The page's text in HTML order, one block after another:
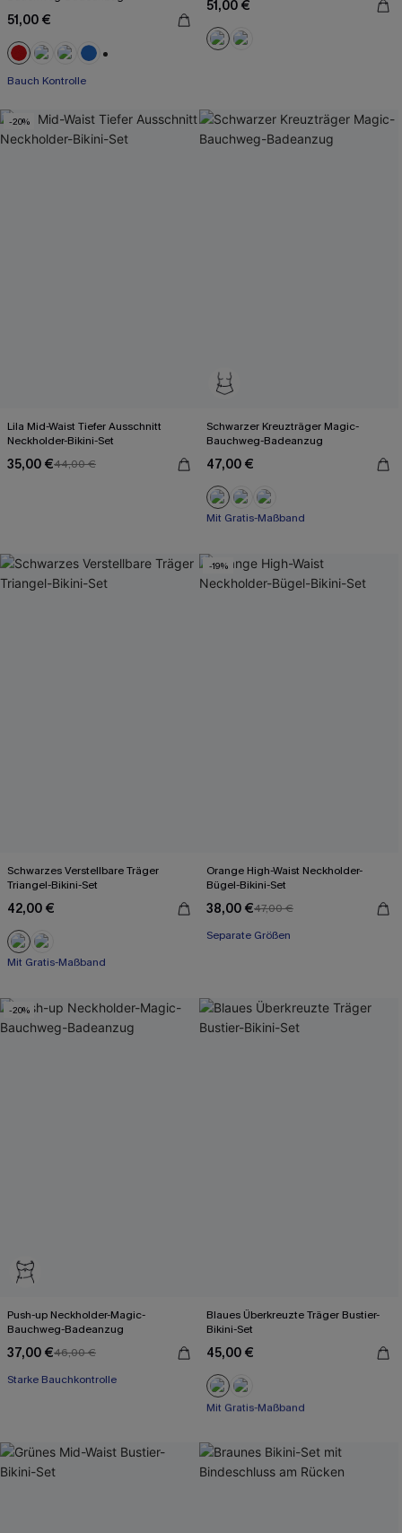
51,00 €
Bauch Kontrolle
51,00 €
-20%
Lila Mid-Waist Tiefer Ausschnitt
Neckholder-Bikini-Set
35,00 €44,00 €
Schwarzer Kreuzträger Magic-
Bauchweg-Badeanzug
47,00 €
Mit Gratis-Maßband
Starke Bauchkontrolle
Schwarzes Verstellbare Träger
Triangel-Bikini-Set
42,00 €
Mit Gratis-Maßband
Paisley/Boho
-19%
Orange High-Waist Neckholder-
Bügel-Bikini-Set
38,00 €47,00 €
Separate Größen
-20%
Push-up Neckholder-Magic-
Bauchweg-Badeanzug
37,00 €46,00 €
Starke Bauchkontrolle
Blaues Überkreuzte Träger Bustier-
Bikini-Set
45,00 €
Mit Gratis-Maßband
Nahtlos